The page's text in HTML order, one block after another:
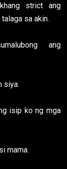
strict ang
sa akin.
ang
siya.
isip ko ng mga
mama.